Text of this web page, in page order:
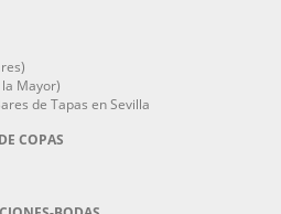
Mayor)
de Tapas en Sevilla
COPAS